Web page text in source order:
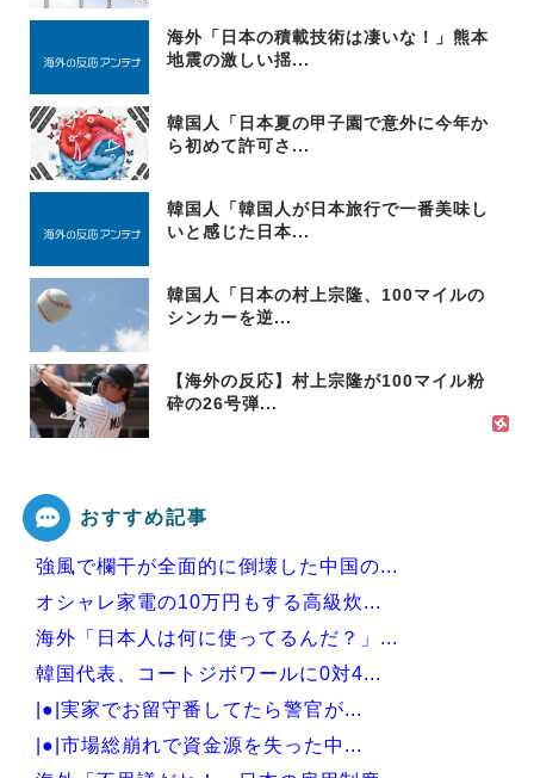
海外「日本の積載技術は凄いな！」熊本
地震の激しい揺...
韓国人「日本夏の甲子園で意外に今年か
ら初めて許可さ...
韓国人「韓国人が日本旅行で一番美味し
いと感じた日本...
韓国人「日本の村上宗隆、100マイルの
シンカーを逆...
【海外の反応】村上宗隆が100マイル粉
砕の26号弾...
おすすめ記事
強風で欄干が全面的に倒壊した中国の...
オシャレ家電の10万円もする高級炊...
海外「日本人は何に使ってるんだ？」...
韓国代表、コートジボワールに0対4...
|●|実家でお留守番してたら警官が...
|●|市場総崩れで資金源を失った中...